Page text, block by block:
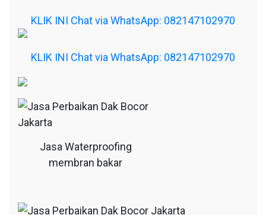
KLIK INI Chat via WhatsApp: 082147102970
KLIK INI Chat via WhatsApp: 082147102970
Jasa Waterproofing
membran bakar